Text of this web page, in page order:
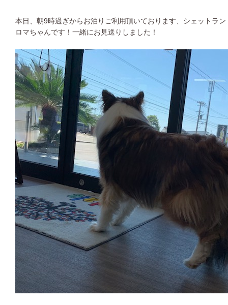
本日、朝9時過ぎからお泊りご利用頂いております、シェットラ
ロマちゃんです！一緒にお見送りしました！